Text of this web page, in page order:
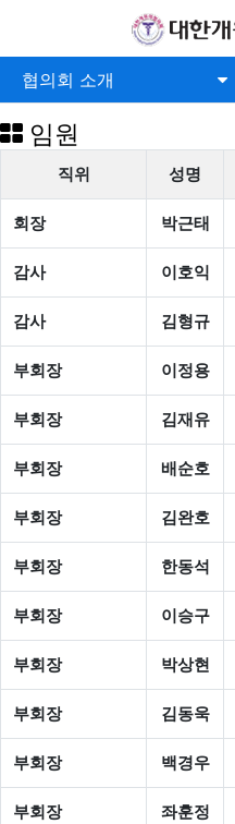
협의회 소개
임원
직위 성명
회장 박근태
감사 이호익
감사 김형규
부회장 이정용
부회장 김재유
부회장 배순호
부회장 김완호
부회장 한동석
부회장 이승구
부회장 박상현
부회장 김동욱
부회장 백경우
부회장 좌훈정